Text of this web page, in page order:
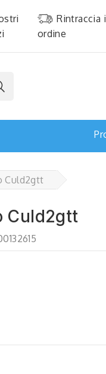
Rintraccia
ordine
Culd2gtt
Culd2gtt